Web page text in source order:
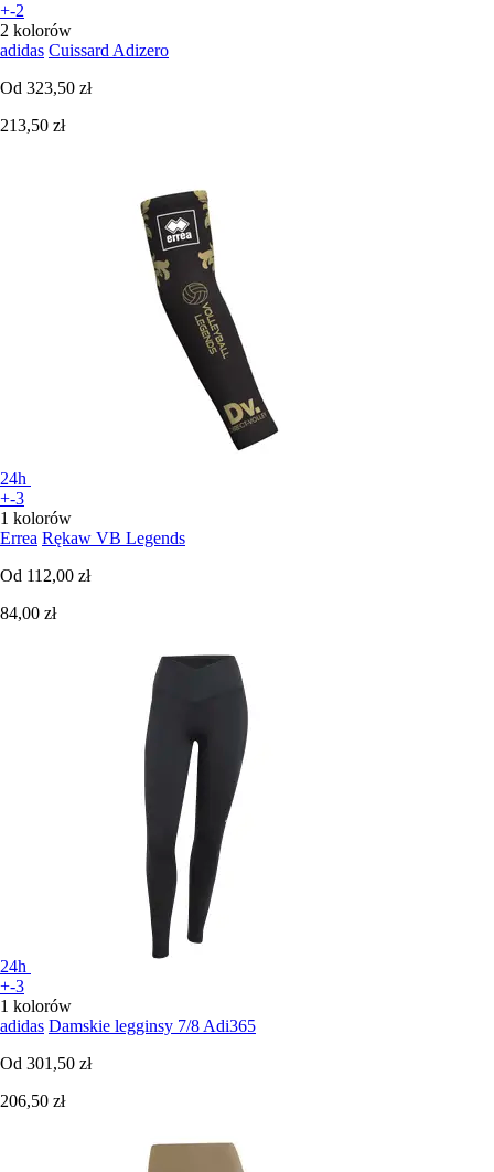
+-2
2 kolorów
adidas Cuissard Adizero
Od 323,50 zł
213,50 zł
24h
+-3
1 kolorów
Errea Rękaw VB Legends
Od 112,00 zł
84,00 zł
24h
+-3
1 kolorów
adidas Damskie legginsy 7/8 Adi365
Od 301,50 zł
206,50 zł